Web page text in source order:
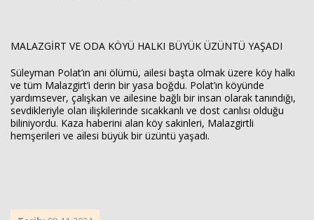
MALAZGİRT VE ODA KÖYÜ HALKI BÜYÜK ÜZÜNTÜ YAŞADI
Süleyman Polat’ın ani ölümü, ailesi başta olmak üzere köy halkı
ve tüm Malazgirt’i derin bir yasa boğdu. Polat’ın köyünde
yardımsever, çalışkan ve ailesine bağlı bir insan olarak tanındığı,
sevdikleriyle olan ilişkilerinde sıcakkanlı ve dost canlısı olduğu
biliniyordu. Kaza haberini alan köy sakinleri, Malazgirtli
hemşerileri ve ailesi büyük bir üzüntü yaşadı.
Haberin Doğru Adresi.